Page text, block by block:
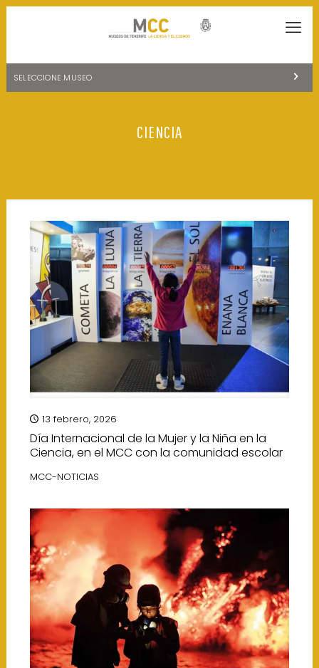
SELECCIONE MUSEO
CENTRO DE DOCUMENTACIÓN DE CANARIAS Y AMÉRICA
CUEVA DEL VIENTO
CIENCIA
13 febrero, 2026
Día Internacional de la Mujer y la Niña en la
Ciencia, en el MCC con la comunidad escolar
MCC-NOTICIAS